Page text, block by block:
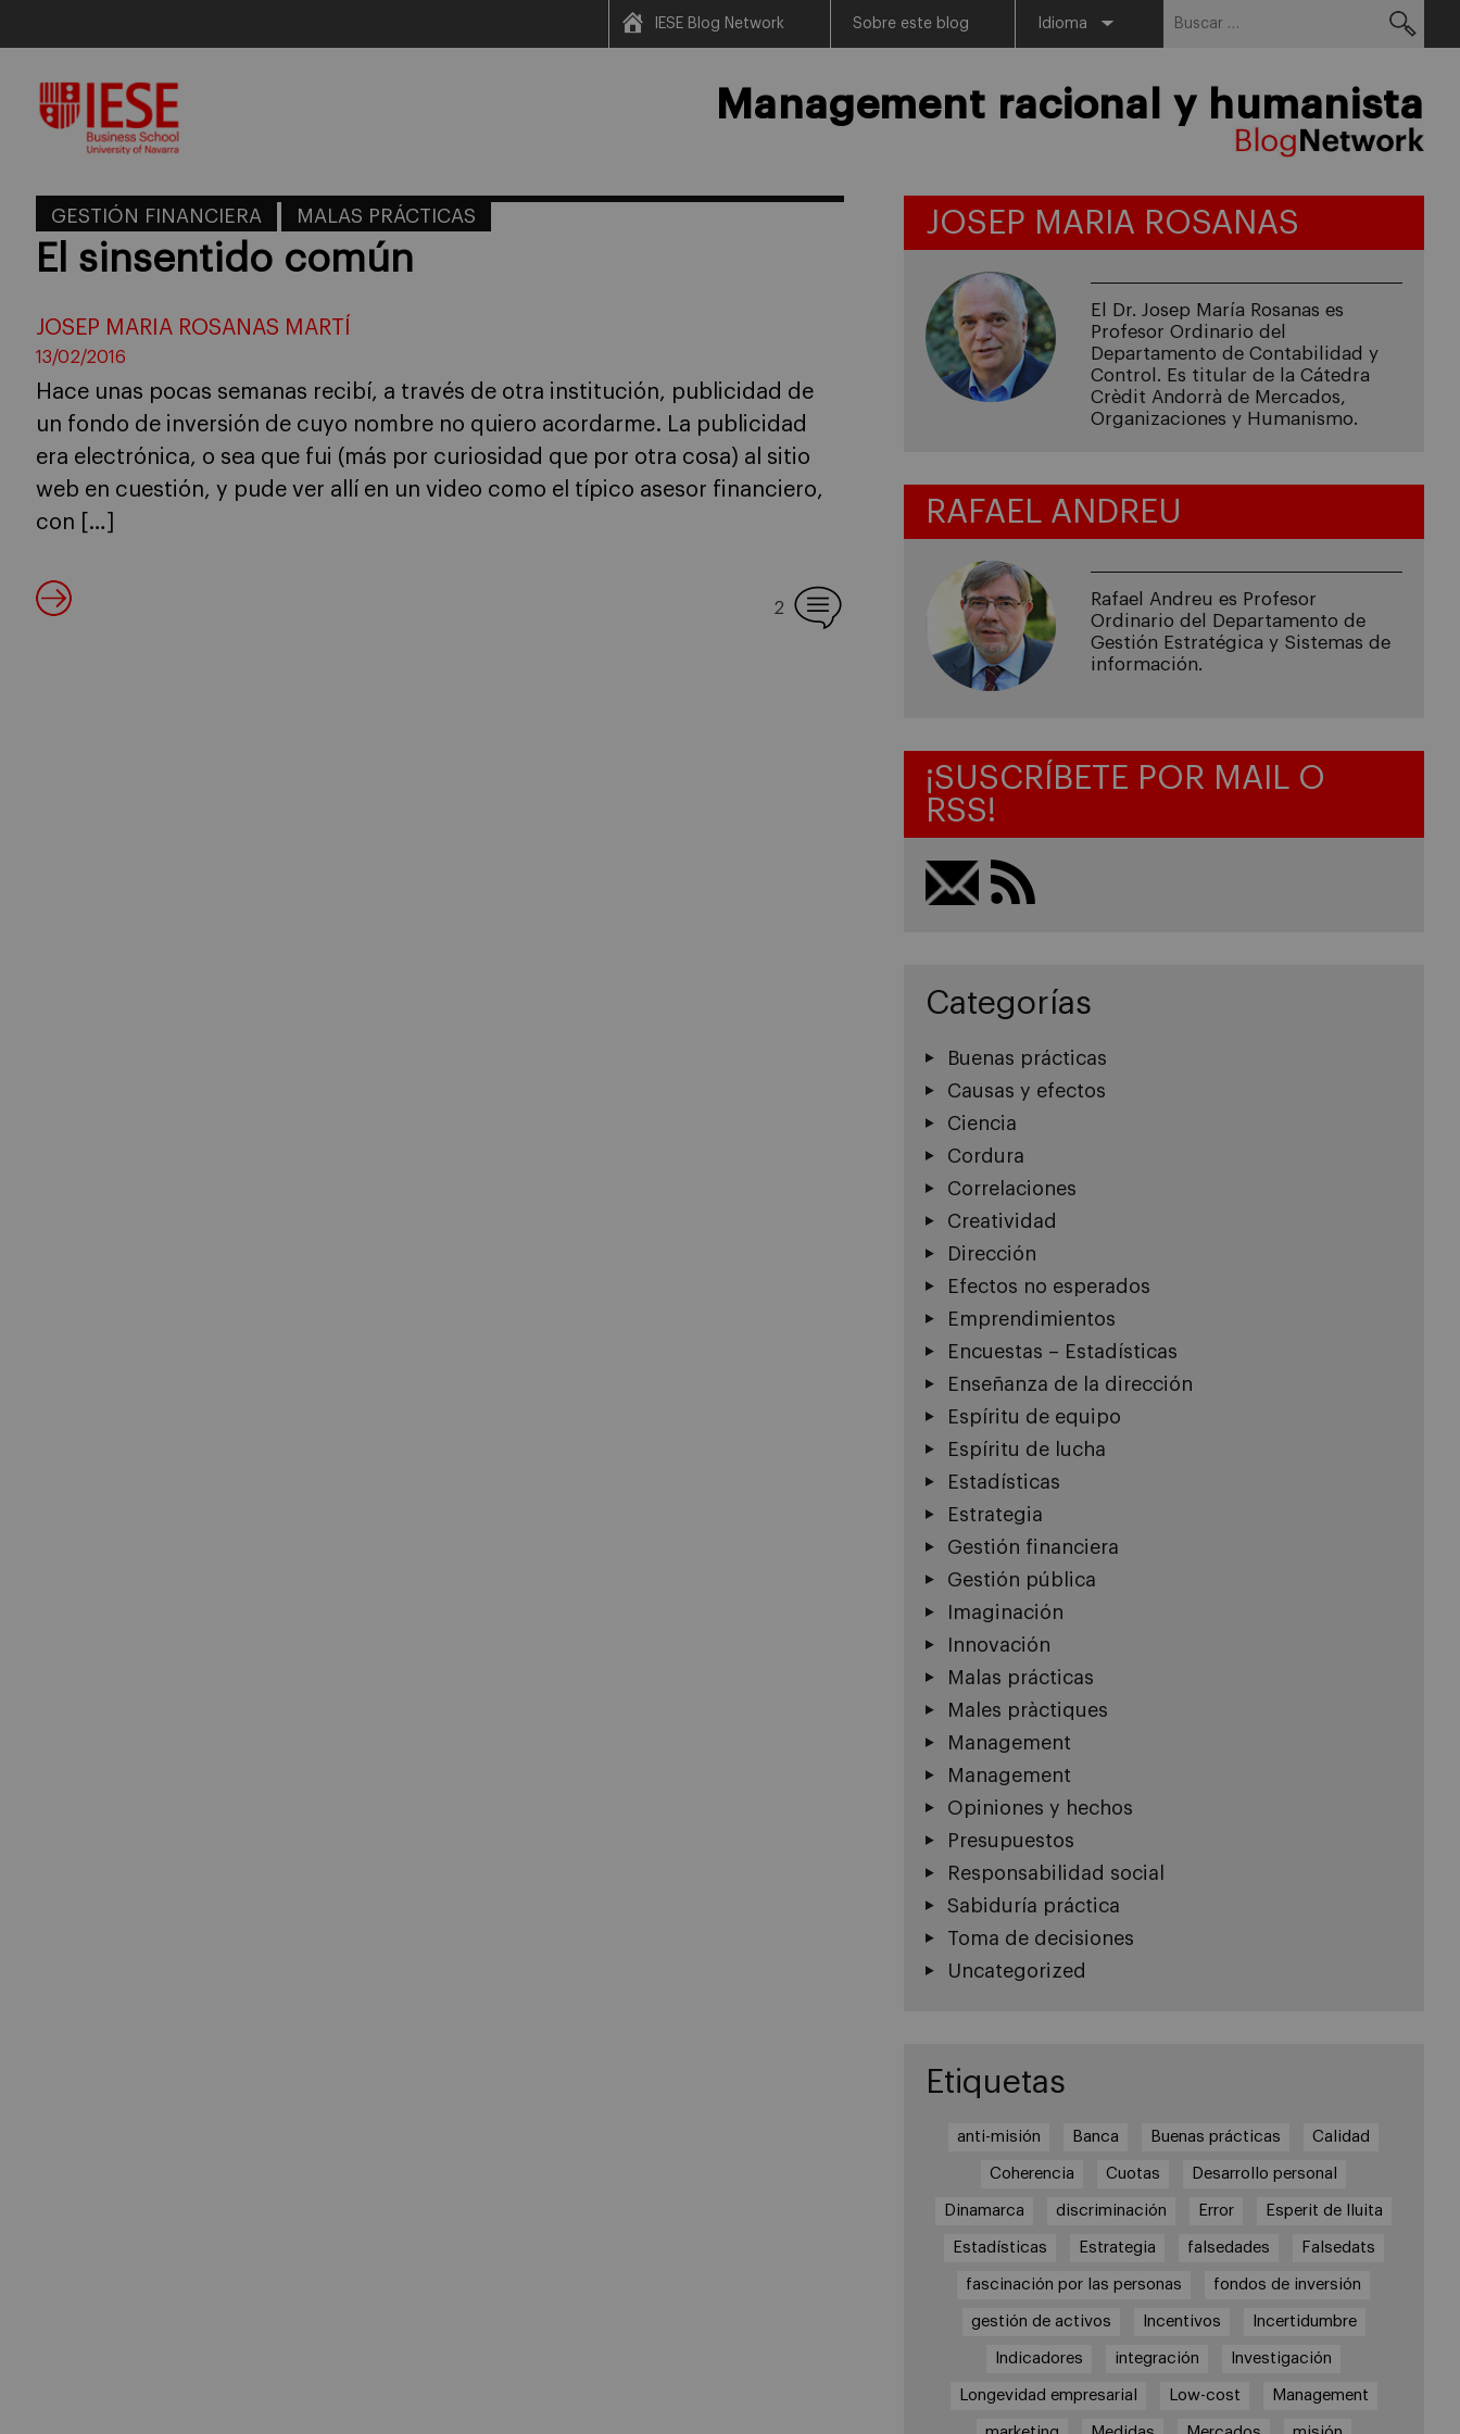
content
IESE Blog Network Sobre este blog Idioma
Management racional y humanista
GESTIÓN FINANCIERA MALAS PRÁCTICAS
El sinsentido común
JOSEP MARIA ROSANAS MARTÍ
13/02/2016
Hace unas pocas semanas recibí, a través de otra institución, publicidad de
un fondo de inversión de cuyo nombre no quiero acordarme. La publicidad
era electrónica, o sea que fui (más por curiosidad que por otra cosa) al sitio
web en cuestión, y pude ver allí en un video como el típico asesor financiero,
con […]
2
JOSEP MARIA ROSANAS
El Dr. Josep María Rosanas es
Profesor Ordinario del
Departamento de Contabilidad y
Control. Es titular de la Cátedra
Crèdit Andorrà de Mercados,
Organizaciones y Humanismo.
RAFAEL ANDREU
Rafael Andreu es Profesor
Ordinario del Departamento de
Gestión Estratégica y Sistemas de
información.
¡SUSCRÍBETE POR MAIL O
RSS!
Categorías
Buenas prácticas
Causas y efectos
Ciencia
Cordura
Correlaciones
Creatividad
Dirección
Efectos no esperados
Emprendimientos
Encuestas – Estadísticas
Enseñanza de la dirección
Espíritu de equipo
Espíritu de lucha
Estadísticas
Estrategia
Gestión financiera
Gestión pública
Imaginación
Innovación
Malas prácticas
Males pràctiques
Management
Management
Opiniones y hechos
Presupuestos
Responsabilidad social
Sabiduría práctica
Toma de decisiones
Uncategorized
Etiquetas
anti-misión Banca Buenas prácticas Calidad
Coherencia Cuotas Desarrollo personal
Dinamarca discriminación Error Esperit de lluita
Estadísticas Estrategia falsedades Falsedats
fascinación por las personas fondos de inversión
gestión de activos Incentivos Incertidumbre
Indicadores integración Investigación
Longevidad empresarial Low-cost Management